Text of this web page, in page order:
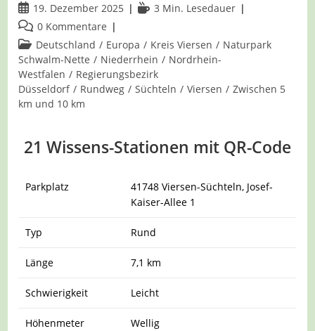
Beitrag
veröffentlicht:
19. Dezember 2025 Lesedauer:
3 Min. Lesedauer
Beitrags-
Kommentare:
0 Kommentare
Beitrags-
Kategorie:
Deutschland / Europa / Kreis Viersen / Naturpark
Schwalm-Nette / Niederrhein / Nordrhein-
Westfalen / Regierungsbezirk
Düsseldorf / Rundweg / Süchteln / Viersen / Zwischen 5
km und 10 km
21 Wissens-Stationen mit QR-Code
Parkplatz
41748 Viersen-Süchteln, Josef-
Kaiser-Allee 1
Typ Rund
Länge 7,1 km
Schwierigkeit Leicht
Höhenmeter Wellig